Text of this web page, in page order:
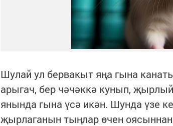
Шулай ул бервакыт яңа гына
арыгач, бер чәчәккә кунып,
янында гына үсә икән. Шунда үзе
җырлаганын тыңлар өчен